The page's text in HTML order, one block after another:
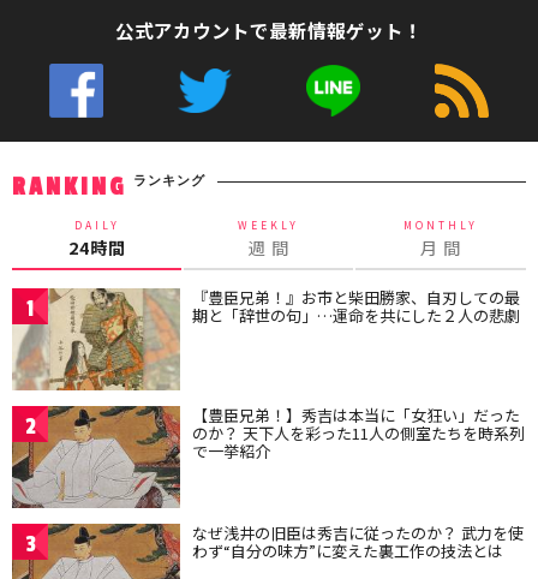
公式アカウントで最新情報ゲット！
RANKING ランキング
DAILY
24時間
WEEKLY
週 間
MONTHLY
月 間
1 『豊臣兄弟！』お市と柴田勝家、自刃しての最
期と「辞世の句」…運命を共にした２人の悲劇
2 【豊臣兄弟！】秀吉は本当に「女狂い」だった
のか？ 天下人を彩った11人の側室たちを時系列
で一挙紹介
3 なぜ浅井の旧臣は秀吉に従ったのか？ 武力を使
わず“自分の味方”に変えた裏工作の技法とは